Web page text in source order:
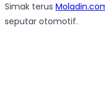
Simak terus
seputar otomotif.